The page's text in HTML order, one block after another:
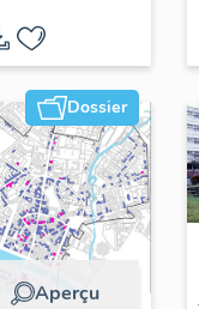
Dossier
Aperçu